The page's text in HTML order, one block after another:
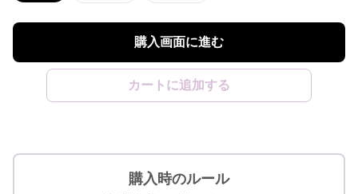
購入画面に進む
カートに追加する
購入時のルール